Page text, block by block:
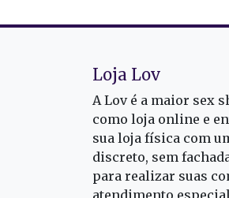
Loja Lov
A Lov é a maior sex
como loja online e
sua loja física com
discreto, sem
para realizar suas
atendimento